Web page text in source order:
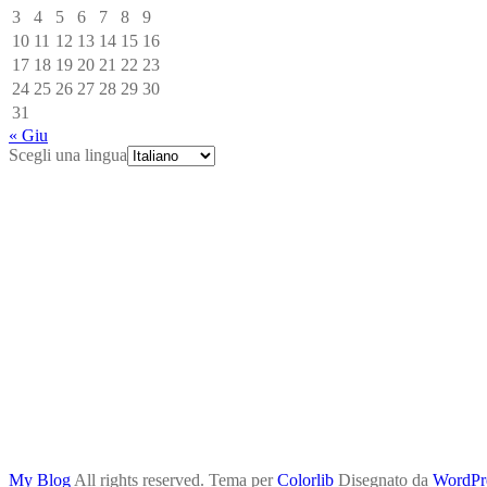
3
4 5 6 7 8
9
10 11 12 13 14 15 16
17 18 19 20 21 22 23
24 25 26 27 28 29 30
31
« Giu
Scegli una lingua
My Blog All rights reserved. Tema perColorlib Disegnato da